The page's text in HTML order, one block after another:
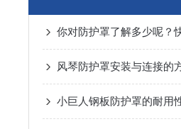
风琴防护罩安装与连接的